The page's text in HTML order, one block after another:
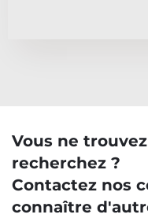
Vous ne
recherchez ?
Contactez nos
connaître